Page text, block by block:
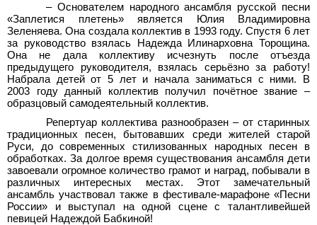
– Основателем народного ансамбля русской песни
«Заплетися плетень» является Юлия Владимировна
Зеленяева. Она создала коллектив в 1993 году. Спустя 6 лет
за руководство взялась Надежда Илинарховна Торощина.
Она не дала коллективу исчезнуть после отъезда
предыдущего руководителя, взялась серьёзно за работу!
Набрала детей от 5 лет и начала заниматься с ними. В
2003 году данный коллектив получил почётное звание –
образцовый самодеятельный коллектив.
Репертуар коллектива разнообразен – от старинных
традиционных песен, бытовавших среди жителей старой
Руси, до современных стилизованных народных песен в
обработках. За долгое время существования ансамбля дети
завоевали огромное количество грамот и наград, побывали в
различных интересных местах. Этот замечательный
ансамбль участвовал также в фестивале-марафоне «Песни
России» и выступал на одной сцене с талантливейшей
певицей Надеждой Бабкиной!